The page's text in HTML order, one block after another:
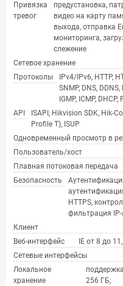
Привязка
тревог
предустановка,
видео на карту
выхода, отправка
мониторинга,
слежение
Сетевое хранение
Протоколы
IPv4/IPv6, HTTP,
SNMP, DNS, DDNS,
IGMP, ICMP,
API
ISAPI, Hikvision SDK, Hik-
Profile T), ISUP
Одновременный просмотр в
Пользователь/хост
Плавная потоковая передача
Безопасность
HTTPS,
фильтрация
Клиент
Веб-интерфейс
IE от 8 до
Сетевые интерфейсы
Локальное
хранение
256 ГБ;